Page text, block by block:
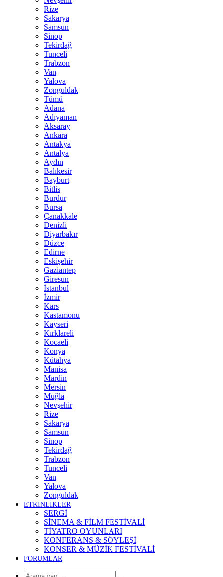
Rize
Sakarya
Samsun
Sinop
Tekirdağ
Tunceli
Trabzon
Van
Yalova
Zonguldak
Tümü
Adana
Adıyaman
Aksaray
Ankara
Antakya
Antalya
Aydın
Balıkesir
Bayburt
Bitlis
Burdur
Bursa
Çanakkale
Denizli
Diyarbakır
Düzce
Edirne
Eskişehir
Gaziantep
Giresun
İstanbul
İzmir
Kars
Kastamonu
Kayseri
Kırklareli
Kocaeli
Konya
Kütahya
Manisa
Mardin
Mersin
Muğla
Nevşehir
Rize
Sakarya
Samsun
Sinop
Tekirdağ
Trabzon
Tunceli
Van
Yalova
Zonguldak
ETKİNLİKLER
SERGİ
SİNEMA & FİLM FESTİVALİ
TİYATRO OYUNLARI
KONFERANS & SÖYLEŞİ
KONSER & MÜZİK FESTİVALİ
FORUMLAR